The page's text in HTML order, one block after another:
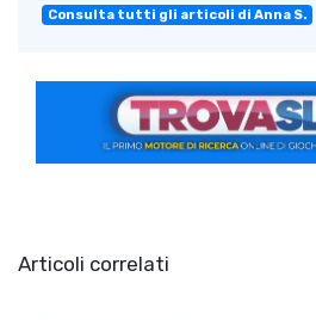
Consulta tutti gli articoli di Anna S.
Articoli correlati